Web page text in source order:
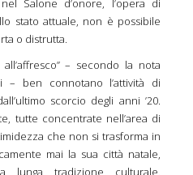
Salone d’onore, l’opera di
stato attuale, non è possibile
o distrutta.
– secondo la nota
– ben connotano l’attività di
scorcio degli anni ’20.
tutte concentrate nell’area di
che non si trasforma in
mai la sua città natale,
tradizione culturale,